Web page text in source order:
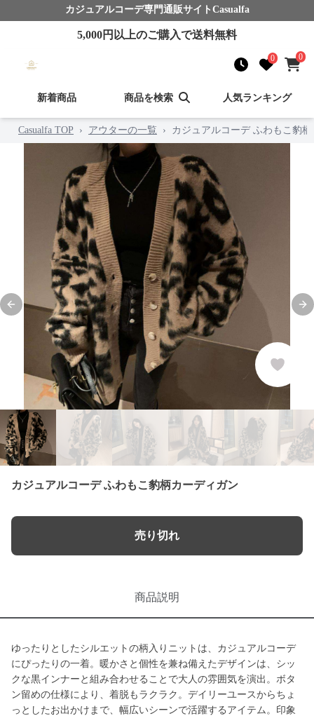
カジュアルコーデ専門通販サイト Casualfa
5,000円以上のご購入で送料無料
0 0
新着商品 商品を検索 人気ランキング
Casualfa TOP › アウターの一覧 › カジュアルコーデ ふわもこ豹
Previous slide
カジュアルコーデ ふわもこ豹柄カーディガン
売り切れ
商品説明
ゆったりとしたシルエットの柄入りニットは、カジュアルコーデ
にぴったりの一着。暖かさと個性を兼ね備えたデザインは、シッ
クな黒インナーと組み合わせることで大人の雰囲気を演出。ボタ
ン留めの仕様により、着脱もラクラク。デイリーユースからちょ
っとしたお出かけまで、幅広いシーンで活躍するアイテム。印象